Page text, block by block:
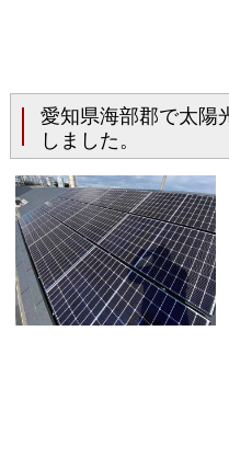
愛知県海部郡で太陽
しました。